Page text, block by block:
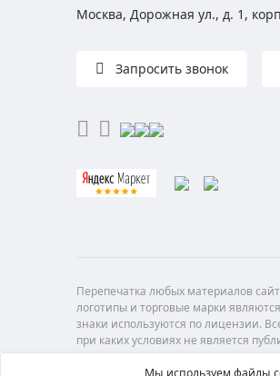
Москва, Дорожная ул., д. 1,
Запросить звонок
Перепечатка любых материалов
логотипы и торговые марки
знаки используются по лицензии.
при каких условиях не является
Мы используем файлы